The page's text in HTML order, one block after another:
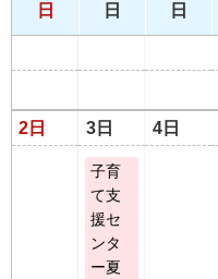
日
日
日
2日 3日 4日
子育
て支
援セ
ンタ
ー夏